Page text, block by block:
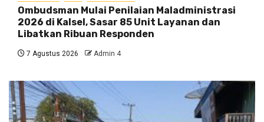
Ombudsman Mulai Penilaian Maladministrasi
2026 di Kalsel, Sasar 85 Unit Layanan dan
Libatkan Ribuan Responden
7 Agustus 2026 Admin 4